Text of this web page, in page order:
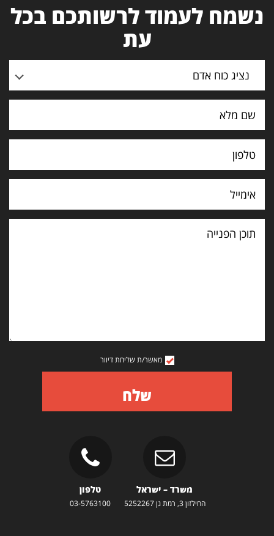
נשמח לעמוד לרשותכם בכל
עת
נציג כוח אדם
תוכן
הפנייה
מאשר/ת שליחת דיוור
שלח
משרד – ישראל
החילזון 3, רמת גן 5252267
טלפון
03-5763100